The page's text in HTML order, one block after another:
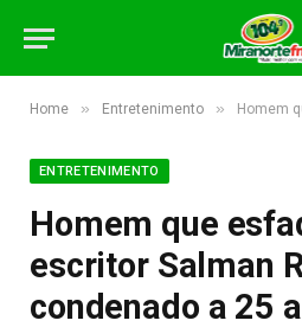
Home » Entretenimento » Homem que
ENTRETENIMENTO
Homem que
escritor Salman
condenado a 25